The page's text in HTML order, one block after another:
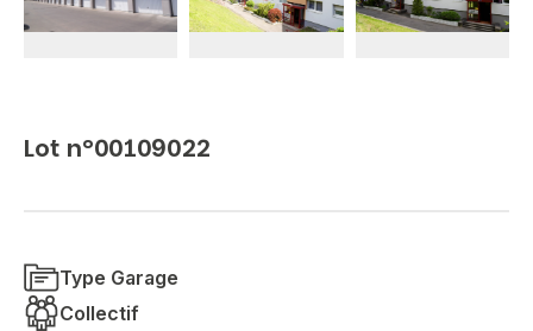
Lot n°00109022
Type Garage
Collectif